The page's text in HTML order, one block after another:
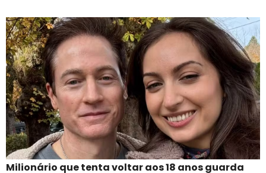
Milionário que tenta voltar aos 18 anos guarda